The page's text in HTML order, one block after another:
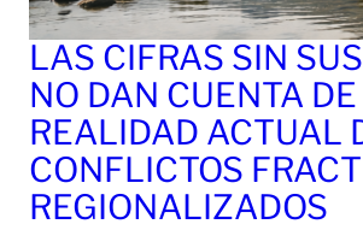
LAS CIFRAS SIN
NO DAN CUENTA
REALIDAD ACTUAL
CONFLICTOS
REGIONALIZADOS